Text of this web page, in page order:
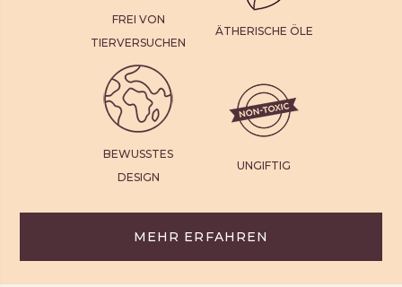
FREI VON
TIERVERSUCHEN
ÄTHERISCHE ÖLE
BEWUSSTES
DESIGN
UNGIFTIG
MEHR ERFAHREN